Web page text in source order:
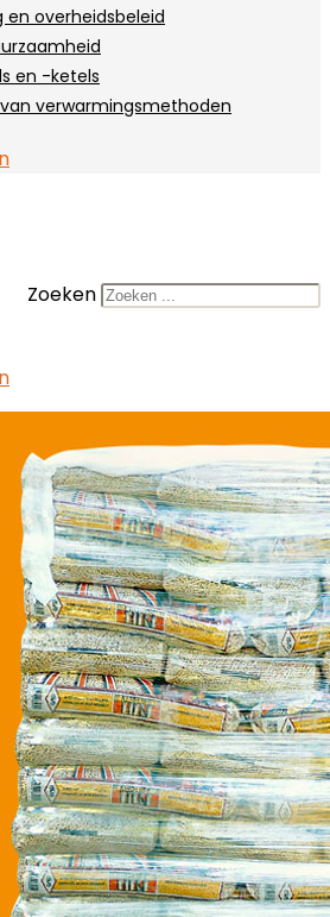
en overheidsbeleid
en -ketels
verwarmingsmethoden
Zoeken